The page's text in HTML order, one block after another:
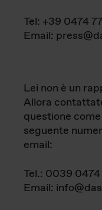
Tel: +39 0474
Email:
Lei non è un
Allora
questione
seguente
email:
Tel.: 0039 0474
Email: